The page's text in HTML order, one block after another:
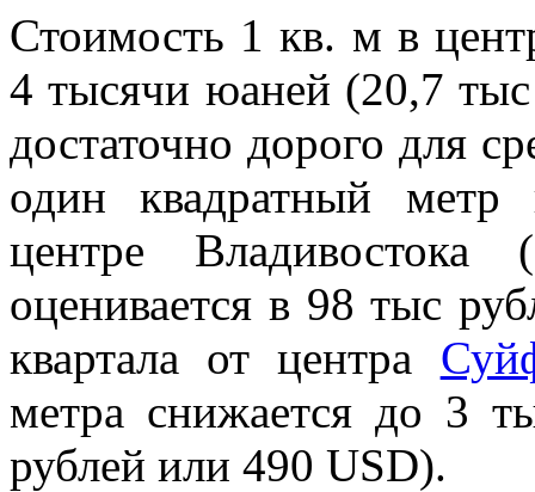
Стоимость 1 кв. м в
4 тысячи юаней (20,7
достаточно дорого для
один квадратный метр
центре
оценивается в 98 тыс
квартала от центра
метра снижается до 3
рублей или 490 USD).